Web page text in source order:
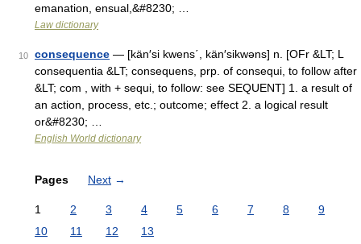
emanation, ensual,&#8230; …
Law dictionary
10 consequence — [kän′si kwens΄, kän′sikwəns] n. [OFr &LT; L
consequentia &LT; consequens, prp. of consequi, to follow after
&LT; com , with + sequi, to follow: see SEQUENT] 1. a result of
an action, process, etc.; outcome; effect 2. a logical result
or&#8230; …
English World dictionary
Pages Next →
1 2 3 4 5 6 7 8
9
10
11 12 13